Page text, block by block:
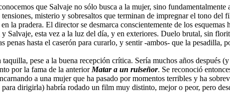
que Salvaje no sólo busca a la mujer, sino
misterio y sobresaltos que terminan de impregnar el tono del
pradera. El director se desmarca conscientemente de los
esta vez a la luz del día, y en exteriores. Duelo brutal, sin
hasta el caserón para curarlo, y sentir -ambos- que la pesadilla,
taquilla, pese a la buena recepción crítica. Sería muchos años después
por la fama de la anterior Matar a un ruiseñor. Se reconoció
a una mujer que ha pasado por momentos terribles y ha
dirigirla) habría rodado un film muy distinto, mejor o peor, pero